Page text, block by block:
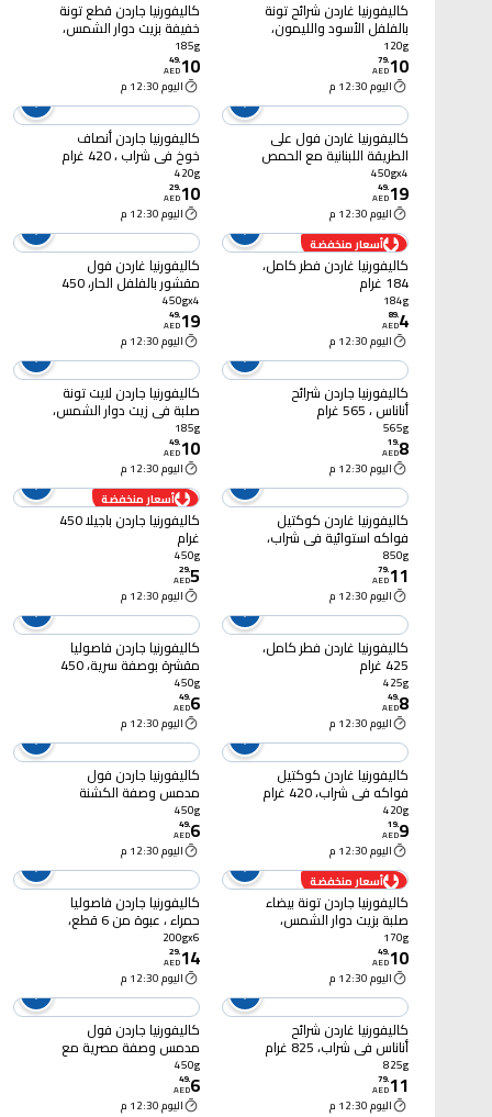
كاليفورنيا غاردن شرائح تونة
بالفلفل الأسود والليمون،
120 غرام
120g
10
.
79
AED
اليوم 12:30 م
كاليفورنيا جاردن قطع تونة
خفيفة بزيت دوار الشمس،
185 غرام
185g
10
.
49
AED
اليوم 12:30 م
كاليفورنيا غاردن فول على
الطريقة اللبنانية مع الحمص
والثوم، 450 غرام حزمة من
4
450gx4
19
.
49
AED
اليوم 12:30 م
كاليفورنيا جاردن أنصاف
خوخ في شراب ، 420 غرام
420g
10
.
29
AED
اليوم 12:30 م
أسعار منخفضة
كاليفورنيا غاردن فطر كامل،
184 غرام
184g
4
.
89
AED
اليوم 12:30 م
كاليفورنيا غاردن فول
مقشور بالفلفل الحار، 450
غرام حزمة من 4
450gx4
19
.
49
AED
اليوم 12:30 م
كاليفورنيا جاردن شرائح
أناناس ، 565 غرام
565g
8
.
19
AED
اليوم 12:30 م
كاليفورنيا جاردن لايت تونة
صلبة في زيت دوار الشمس،
185 غرام
185g
10
.
49
AED
اليوم 12:30 م
كاليفورنيا غاردن كوكتيل
فواكه استوائية في شراب،
850 غرام
850g
11
.
79
AED
اليوم 12:30 م
أسعار منخفضة
كاليفورنيا جاردن باجيلا 450
غرام
450g
5
.
29
AED
اليوم 12:30 م
كاليفورنيا غاردن فطر كامل،
425 غرام
425g
8
.
49
AED
اليوم 12:30 م
كاليفورنيا جاردن فاصوليا
مقشرة بوصفة سرية، 450
غرام
450g
6
.
49
AED
اليوم 12:30 م
كاليفورنيا غاردن كوكتيل
فواكه في شراب، 420 غرام
420g
9
.
19
AED
اليوم 12:30 م
كاليفورنيا جاردن فول
مدمس وصفة الكشنة
السعودية مع الطماطم
والثوم والبصل، 450 غرام
450g
6
.
49
AED
اليوم 12:30 م
أسعار منخفضة
كاليفورنيا جاردن تونة بيضاء
صلبة بزيت دوار الشمس،
170 غرام
170g
10
.
49
AED
اليوم 12:30 م
كاليفورنيا جاردن فاصوليا
حمراء ، عبوة من 6 قطع،
200 غرام
200gx6
14
.
29
AED
اليوم 12:30 م
كاليفورنيا غاردن شرائح
أناناس في شراب، 825 غرام
825g
11
.
79
AED
اليوم 12:30 م
كاليفورنيا جاردن فول
مدمس وصفة مصرية مع
غرام
450g
6
.
49
AED
اليوم 12:30 م